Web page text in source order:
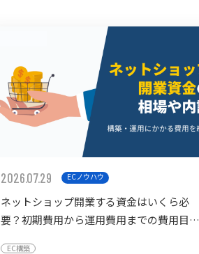
2026.07.29 ECノウハウ
ネットショップ開業する資金はいくら必
要？初期費用から運用費用までの費用目安
EC構築